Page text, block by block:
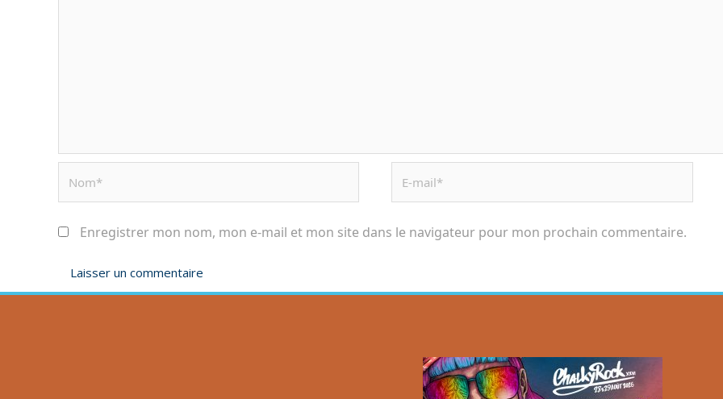
Enregistrer mon nom, mon e-mail et mon site dans le navigateur pour mon prochain commentaire.